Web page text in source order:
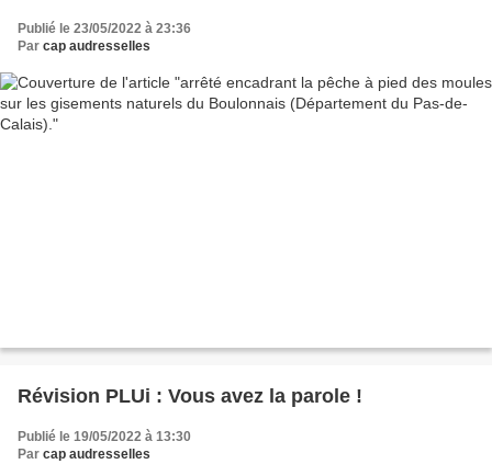
Publié le 23/05/2022 à 23:36
Par cap audresselles
Révision PLUi : Vous avez la parole !
Publié le 19/05/2022 à 13:30
Par cap audresselles